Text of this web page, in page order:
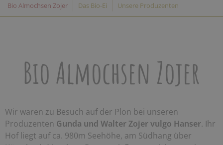
Bio Almochsen Zojer
Das Bio-Ei Unsere Produzenten
Bio Almochsen Zojer
Wir waren zu Besuch auf der Plon bei unseren
Produzenten Gunda und Walter Zojer vulgo Hanser. Ihr
Hof liegt auf ca. 980m Seehöhe, am Südhang über